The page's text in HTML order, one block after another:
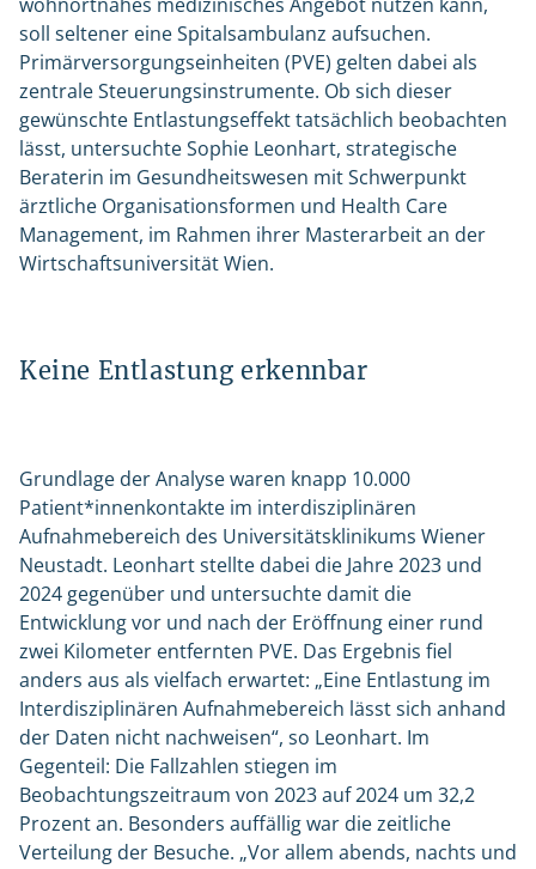
soll seltener eine Spitalsambulanz aufsuchen.
Primärversorgungseinheiten (PVE) gelten dabei als
zentrale Steuerungsinstrumente. Ob sich dieser
gewünschte Entlastungseffekt tatsächlich beobachten
lässt, untersuchte Sophie Leonhart, strategische
Beraterin im Gesundheitswesen mit Schwerpunkt
ärztliche Organisationsformen und Health Care
Management, im Rahmen ihrer Masterarbeit an der
Wirtschaftsuniversität Wien.
Keine Entlastung erkennbar
Grundlage der Analyse waren knapp 10.000
Patient*innenkontakte im interdisziplinären
Aufnahmebereich des Universitätsklinikums Wiener
Neustadt. Leonhart stellte dabei die Jahre 2023 und
2024 gegenüber und untersuchte damit die
Entwicklung vor und nach der Eröffnung einer rund
zwei Kilometer entfernten PVE. Das Ergebnis fiel
anders aus als vielfach erwartet: „Eine Entlastung im
Interdisziplinären Aufnahmebereich lässt sich anhand
der Daten nicht nachweisen“, so Leonhart. Im
Gegenteil: Die Fallzahlen stiegen im
Beobachtungszeitraum von 2023 auf 2024 um 32,2
Prozent an. Besonders auffällig war die zeitliche
Verteilung der Besuche. „Vor allem abends, nachts und